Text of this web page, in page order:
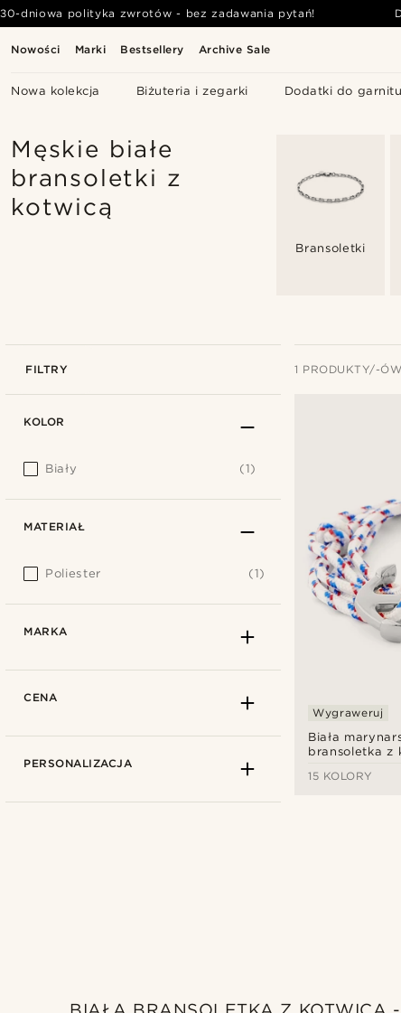
Nowości Marki Bestsellery Archive Sale
Nowa kolekcja Biżuteria i zegarki Dodatki do
30-dniowa polityka zwrotów - bez zadawania pytań!
Męskie białe
bransoletki z
kotwicą
Bransoletki
FILTRY 1 PRODUKTY/-ÓW
Biała
bransoletka z
Wygraweruj
15 KOLORY
KOLOR
Biały (1)
MATERIAŁ
Poliester (1)
MARKA
CENA
PERSONALIZACJA